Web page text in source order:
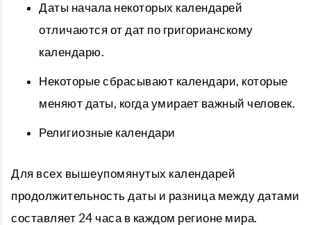
Даты начала некоторых календарей
отличаются от дат по григорианскому
календарю.
Некоторые сбрасывают календари, которые
меняют даты, когда умирает важный человек.
Религиозные календари
Для всех вышеупомянутых календарей
продолжительность даты и разница между датами
составляет 24 часа в каждом регионе мира.